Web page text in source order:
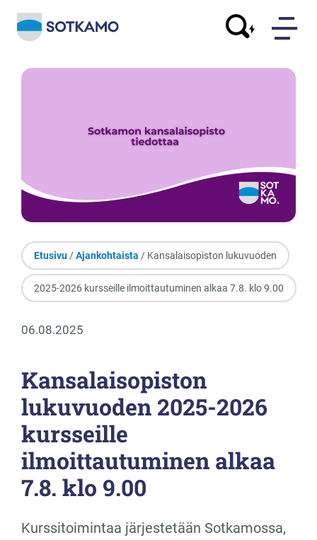
Etusivu/Ajankohtaista / Kansalaisopiston lukuvuoden
2025-2026 kursseille ilmoittautuminen alkaa 7.8. klo 9.00
06.08.2025
Kansalaisopiston
lukuvuoden 2025-2026
kursseille
ilmoittautuminen alkaa
7.8. klo 9.00
Kurssitoimintaa järjestetään Sotkamossa,